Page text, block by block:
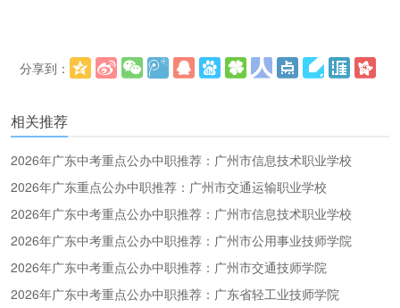
分享到：
相关推荐
2026年广东中考重点公办中职推荐：广州市信息技术职业学校
2026年广东重点公办中职推荐：广州市交通运输职业学校
2026年广东中考重点公办中职推荐：广州市信息技术职业学校
2026年广东中考重点公办中职推荐：广州市公用事业技师学院
2026年广东中考重点公办中职推荐：广州市交通技师学院
2026年广东中考重点公办中职推荐：广东省轻工业技师学院